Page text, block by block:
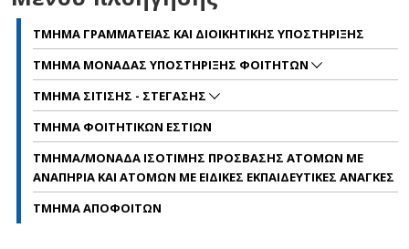
ΤΜΗΜΑ ΓΡΑΜΜΑΤΕΙΑΣ ΚΑΙ ΔΙΟΙΚΗΤΙΚΗΣ ΥΠΟΣΤΗΡΙΞΗΣ
ΤΜΗΜΑ ΜΟΝΑΔΑΣ ΥΠΟΣΤΗΡΙΞΗΣ ΦΟΙΤΗΤΩΝ
ΤΜΗΜΑ ΣΙΤΙΣΗΣ - ΣΤΕΓΑΣΗΣ
ΤΜΗΜΑ ΦΟΙΤΗΤΙΚΩΝ ΕΣΤΙΩΝ
ΤΜΗΜΑ/ΜΟΝΑΔΑ ΙΣΟΤΙΜΗΣ ΠΡΟΣΒΑΣΗΣ ΑΤΟΜΩΝ ΜΕ
ΑΝΑΠΗΡΙΑ ΚΑΙ ΑΤΟΜΩΝ ΜΕ ΕΙΔΙΚΕΣ ΕΚΠΑΙΔΕΥΤΙΚΕΣ ΑΝΑΓΚΕΣ
ΤΜΗΜΑ ΑΠΟΦΟΙΤΩΝ